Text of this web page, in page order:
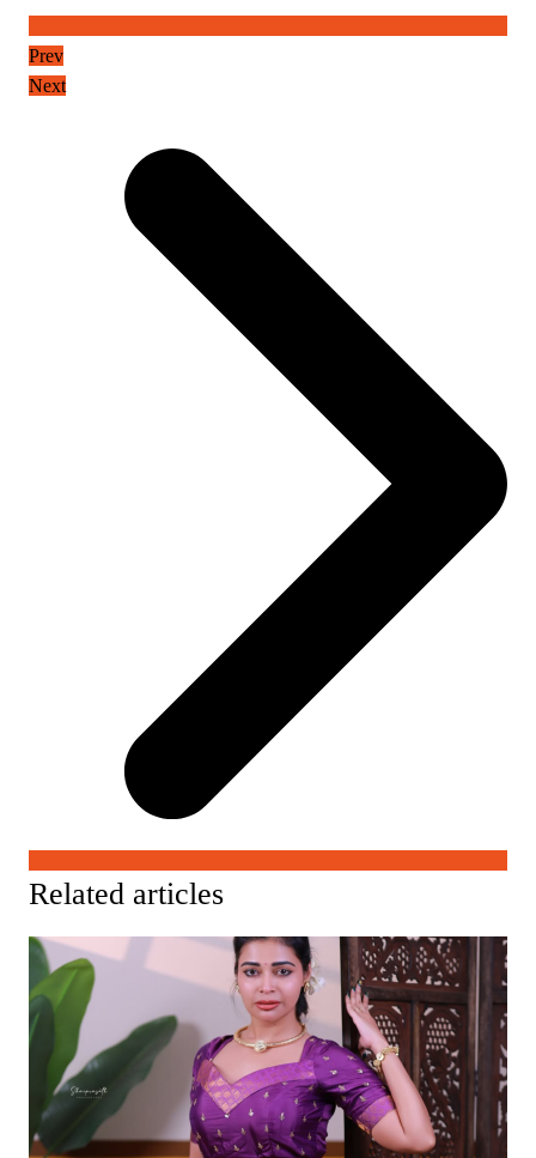
Prev
Next
Related articles